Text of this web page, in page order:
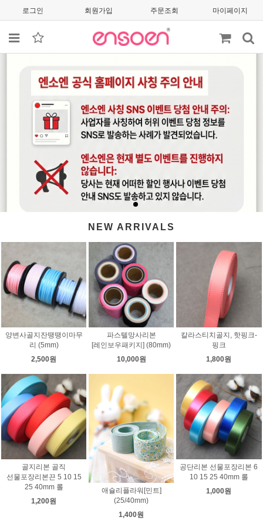
로그인 회원가입 주문조회 마이페이지
NEW ARRIVALS
양변사골지잔땡땡이마무
리 (5mm)
2,500원
파스텔망사리본
[레인보우패키지] (80mm)
10,000원
칼라스티치골지, 핫핑크-
핑크
1,800원
골지리본 골직
선물포장리본끈 5 10 15
25 40mm 롤
1,200원
애슐리플라워[민트]
(25/40mm)
1,400원
공단리본 선물포장리본 6
10 15 25 40mm 롤
1,000원